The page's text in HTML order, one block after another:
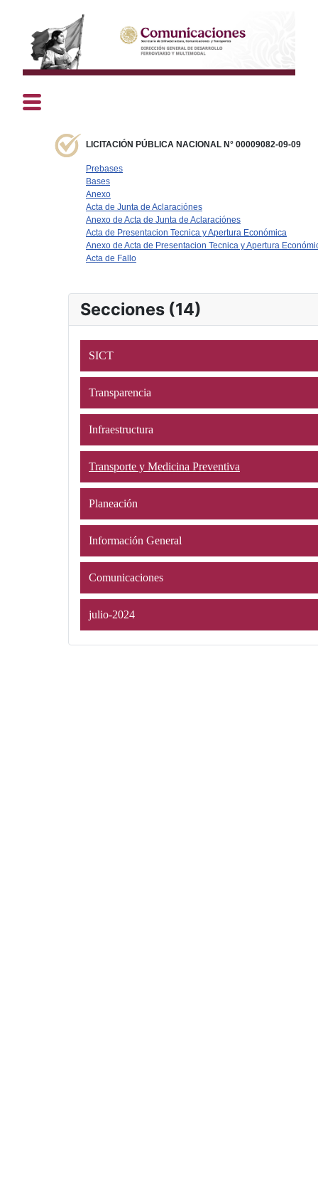
LICITACIÓN PÚBLICA NACIONAL N° 00009082-09-09
Prebases
Bases
Anexo
Acta de Junta de Aclaraciónes
Anexo de Acta de Junta de Aclaraciónes
Acta de Presentacion Tecnica y Apertura Económica
Anexo de Acta de Presentacion Tecnica y Apertura
Acta de Fallo
Secciones (14)
SICT
Transparencia
Infraestructura
Transporte y Medicina Preventiva
Planeación
Información General
Comunicaciones
julio-2024